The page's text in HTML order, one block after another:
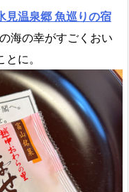
見温泉郷 魚巡りの宿
海の幸がすごくおい
に。